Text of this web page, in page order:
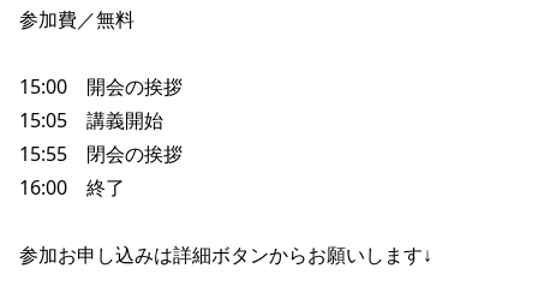
参加費／無料
15:00　開会の挨拶
15:05　講義開始
15:55　閉会の挨拶
16:00　終了
参加お申し込みは詳細ボタンからお願いします↓